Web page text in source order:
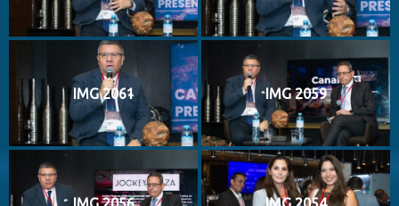
IMG 2061 IMG 2059